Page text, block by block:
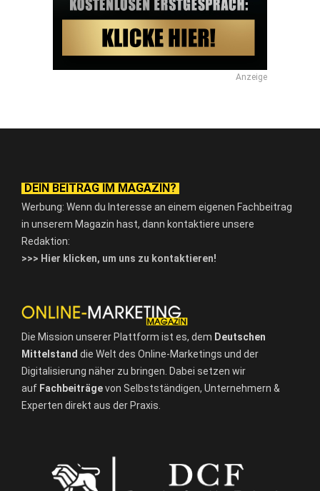
Anzeige
DEIN BEITRAG IM MAGAZIN?
Werbung: Wenn du Interesse an einem eigenen Fachbeitrag
in unserem Magazin hast, dann kontaktiere unsere
Redaktion:
>>> Hier klicken, um uns zu kontaktieren!
Die Mission unserer Plattform ist es, dem Deutschen
Mittelstand die Welt des Online-Marketings und der
Digitalisierung näher zu bringen. Dabei setzen wir
auf Fachbeiträgevon Selbstständigen, Unternehmern &
Experten direkt aus der Praxis.